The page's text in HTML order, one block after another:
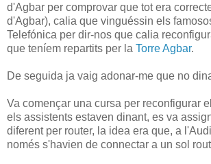
d'Agbar per comprovar que tot era
d'Agbar), calia que vinguéssin els
Telefónica per dir-nos que calia
que teníem repartits per la Torre Agbar.
De seguida ja vaig adonar-me que no
Va començar una cursa per reconfigurar
els assistents estaven dinant, es va
diferent per router, la idea era que, a
només s'havien de connectar a un sol